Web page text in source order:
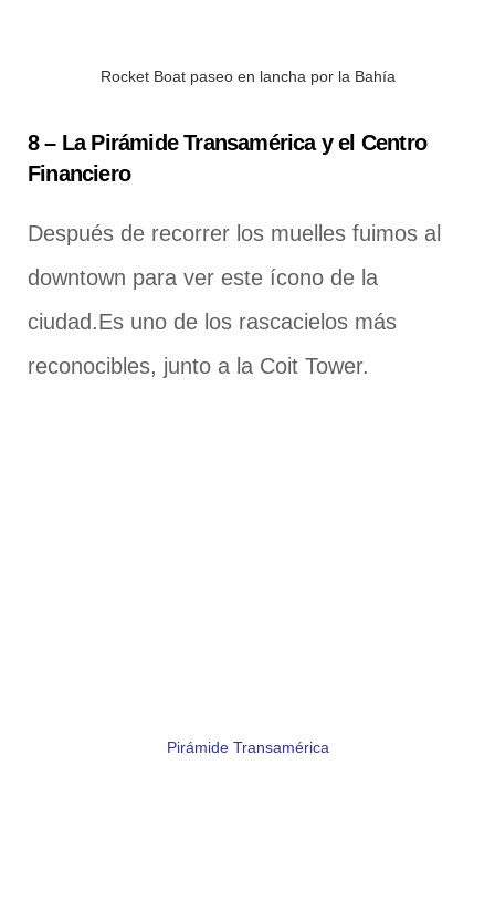
Rocket Boat paseo en lancha por la Bahía
8 – La Pirámide Transamérica y el Centro
Financiero
Después de recorrer los muelles fuimos al
downtown para ver este ícono de la
ciudad.Es uno de los rascacielos más
reconocibles, junto a la Coit Tower.
Pirámide Transamérica